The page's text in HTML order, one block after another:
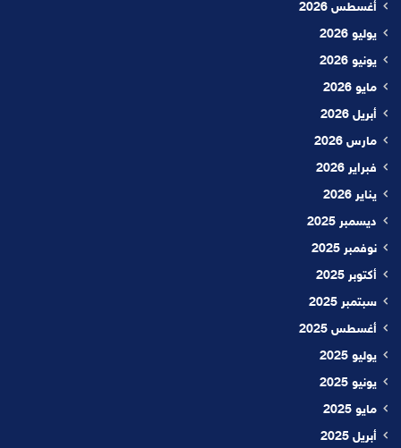
أغسطس 2026
يوليو 2026
يونيو 2026
مايو 2026
أبريل 2026
مارس 2026
فبراير 2026
يناير 2026
ديسمبر 2025
نوفمبر 2025
أكتوبر 2025
سبتمبر 2025
أغسطس 2025
يوليو 2025
يونيو 2025
مايو 2025
أبريل 2025